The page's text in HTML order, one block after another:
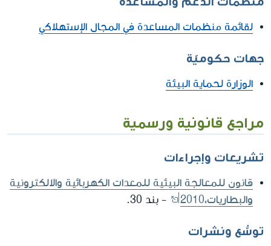
لقائمة منظمات المساعدة في المجال الإستهلاكي
جهات حكوميّة
الوزارة لحماية البيئة
مراجع قانونية ورسمية
تشريعات وإجراءات
قانون للمعالجة البيئية للمعدات الكهربائية والالكترونية
والبطاريات،2010
- بند 30.
توسُّع ونشرات